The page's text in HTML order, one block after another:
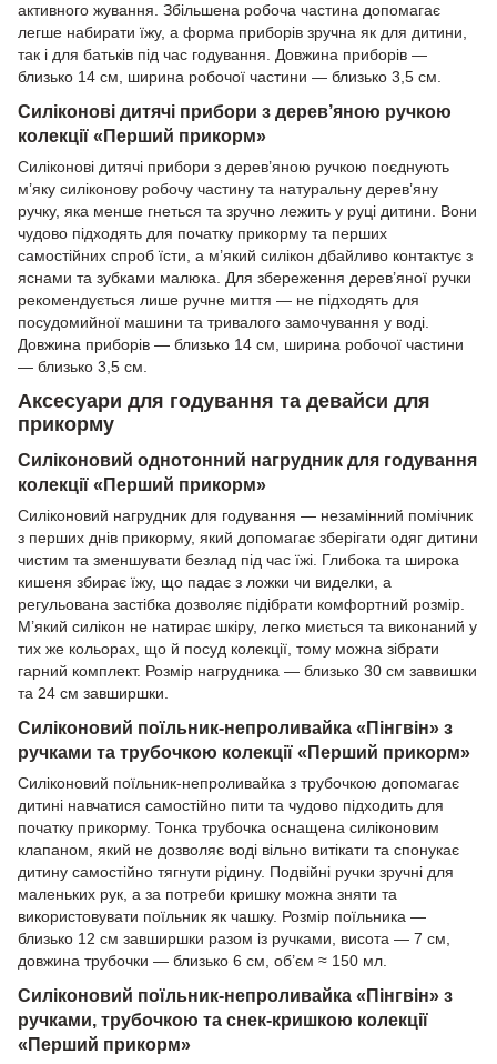
активного жування. Збільшена робоча частина допомагає
легше набирати їжу, а форма приборів зручна як для дитини,
так і для батьків під час годування. Довжина приборів —
близько 14 см, ширина робочої частини — близько 3,5 см.
Силіконові дитячі прибори з дерев’яною ручкою
колекції «Перший прикорм»
Силіконові дитячі прибори з дерев’яною ручкою поєднують
м’яку силіконову робочу частину та натуральну дерев’яну
ручку, яка менше гнеться та зручно лежить у руці дитини. Вони
чудово підходять для початку прикорму та перших
самостійних спроб їсти, а м’який силікон дбайливо контактує з
яснами та зубками малюка. Для збереження дерев’яної ручки
рекомендується лише ручне миття — не підходять для
посудомийної машини та тривалого замочування у воді.
Довжина приборів — близько 14 см, ширина робочої частини
— близько 3,5 см.
Аксесуари для годування та девайси для
прикорму
Силіконовий однотонний нагрудник для годування
колекції «Перший прикорм»
Силіконовий нагрудник для годування — незамінний помічник
з перших днів прикорму, який допомагає зберігати одяг дитини
чистим та зменшувати безлад під час їжі. Глибока та широка
кишеня збирає їжу, що падає з ложки чи виделки, а
регульована застібка дозволяє підібрати комфортний розмір.
М’який силікон не натирає шкіру, легко миється та виконаний у
тих же кольорах, що й посуд колекції, тому можна зібрати
гарний комплект. Розмір нагрудника — близько 30 см заввишки
та 24 см завширшки.
Силіконовий поїльник-непроливайка «Пінгвін» з
ручками та трубочкою колекції «Перший прикорм»
Силіконовий поїльник-непроливайка з трубочкою допомагає
дитині навчатися самостійно пити та чудово підходить для
початку прикорму. Тонка трубочка оснащена силіконовим
клапаном, який не дозволяє воді вільно витікати та спонукає
дитину самостійно тягнути рідину. Подвійні ручки зручні для
маленьких рук, а за потреби кришку можна зняти та
використовувати поїльник як чашку. Розмір поїльника —
близько 12 см завширшки разом із ручками, висота — 7 см,
довжина трубочки — близько 6 см, об’єм ≈ 150 мл.
Силіконовий поїльник-непроливайка «Пінгвін» з
ручками, трубочкою та снек-кришкою колекції
«Перший прикорм»